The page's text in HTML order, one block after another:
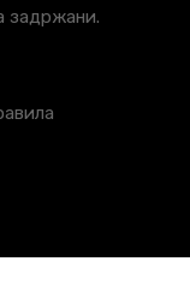
задржани.